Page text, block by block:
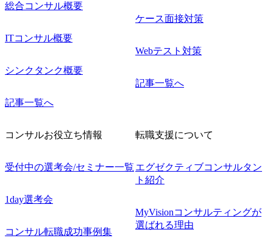
総合コンサル概要
ITコンサル概要
シンクタンク概要
記事一覧へ
ケース面接対策
Webテスト対策
記事一覧へ
コンサルお役立ち情報
受付中の選考会/セミナー一覧
1day選考会
コンサル転職成功事例集
転職支援について
エグゼクティブコンサルタン
ト紹介
MyVisionコンサルティングが
選ばれる理由